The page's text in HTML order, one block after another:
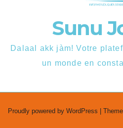
Sunu
Dalaal akk jàm! Votre
un monde en
Proudly powered by WordPress